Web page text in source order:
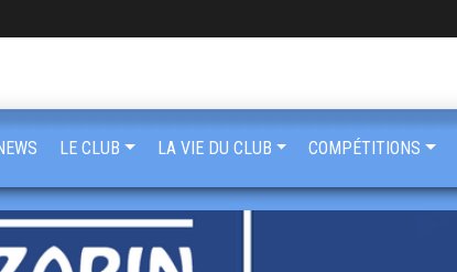
LE CLUB LA VIE DU CLUB COMPÉTITIONS